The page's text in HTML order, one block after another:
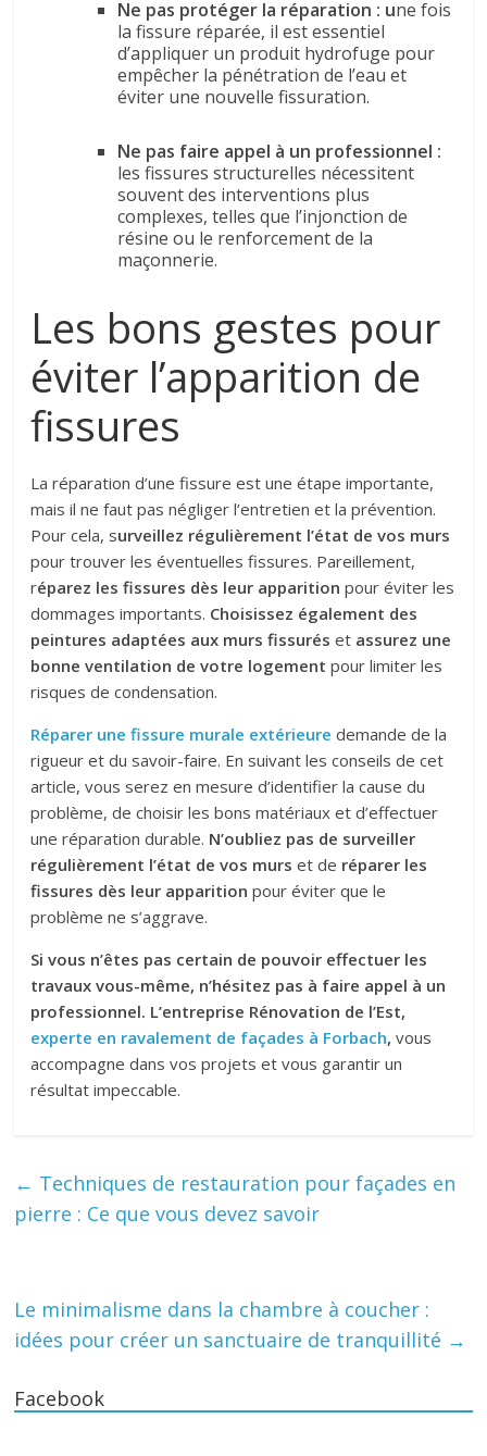
Ne pas protéger la réparation : une fois
la fissure réparée, il est essentiel
d’appliquer un produit hydrofuge pour
empêcher la pénétration de l’eau et
éviter une nouvelle fissuration.
Ne pas faire appel à un professionnel :
les fissures structurelles nécessitent
souvent des interventions plus
complexes, telles que l’injonction de
résine ou le renforcement de la
maçonnerie.
Les bons gestes pour
éviter l’apparition de
fissures
La réparation d’une fissure est une étape importante,
mais il ne faut pas négliger l’entretien et la prévention.
Pour cela, surveillez régulièrement l’état de vos murs
pour trouver les éventuelles fissures. Pareillement,
réparez les fissures dès leur apparition pour éviter les
dommages importants. Choisissez également des
peintures adaptées aux murs fissurés et assurez une
bonne ventilation de votre logement pour limiter les
risques de condensation.
Réparer une fissure murale extérieure demande de la
rigueur et du savoir-faire. En suivant les conseils de cet
article, vous serez en mesure d’identifier la cause du
problème, de choisir les bons matériaux et d’effectuer
une réparation durable. N’oubliez pas de surveiller
régulièrement l’état de vos murs et de réparer les
fissures dès leur apparition pour éviter que le
problème ne s’aggrave.
Si vous n’êtes pas certain de pouvoir effectuer les
travaux vous-même, n’hésitez pas à faire appel à un
professionnel. L’entreprise Rénovation de l’Est,
experte en ravalement de façades à Forbach,vous
accompagne dans vos projets et vous garantir un
résultat impeccable.
← Techniques de restauration pour façades en
pierre : Ce que vous devez savoir
Le minimalisme dans la chambre à coucher :
idées pour créer un sanctuaire de tranquillité →
Facebook